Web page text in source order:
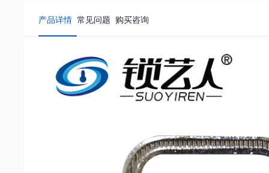
产品详情 常见问题 购买咨询